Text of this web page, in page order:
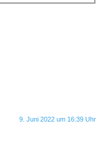
9. Juni 2022 um 16:39 Uhr